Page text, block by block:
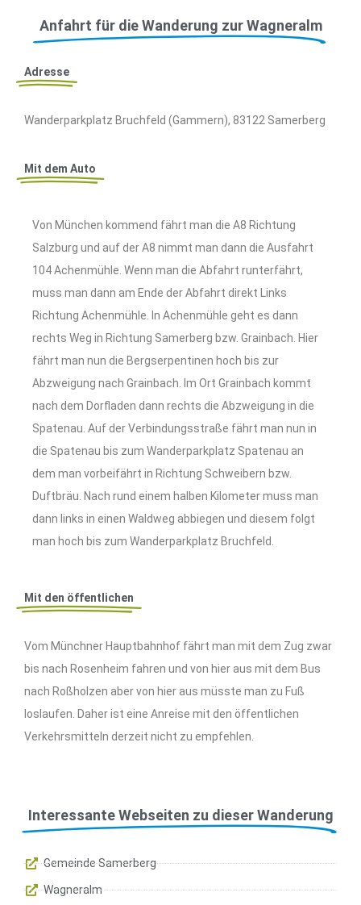
Anfahrt für die Wanderung zur Wagneralm
Adresse
Wanderparkplatz Bruchfeld (Gammern), 83122 Samerberg
Mit dem Auto
Von München kommend fährt man die A8 Richtung
Salzburg und auf der A8 nimmt man dann die Ausfahrt
104 Achenmühle. Wenn man die Abfahrt runterfährt,
muss man dann am Ende der Abfahrt direkt Links
Richtung Achenmühle. In Achenmühle geht es dann
rechts Weg in Richtung Samerberg bzw. Grainbach. Hier
fährt man nun die Bergserpentinen hoch bis zur
Abzweigung nach Grainbach. Im Ort Grainbach kommt
nach dem Dorfladen dann rechts die Abzweigung in die
Spatenau. Auf der Verbindungsstraße fährt man nun in
die Spatenau bis zum Wanderparkplatz Spatenau an
dem man vorbeifährt in Richtung Schweibern bzw.
Duftbräu. Nach rund einem halben Kilometer muss man
dann links in einen Waldweg abbiegen und diesem folgt
man hoch bis zum Wanderparkplatz Bruchfeld.
Mit den öffentlichen
Vom Münchner Hauptbahnhof fährt man mit dem Zug zwar
bis nach Rosenheim fahren und von hier aus mit dem Bus
nach Roßholzen aber von hier aus müsste man zu Fuß
loslaufen. Daher ist eine Anreise mit den öffentlichen
Verkehrsmitteln derzeit nicht zu empfehlen.
Interessante Webseiten zu dieser Wanderung
Gemeinde Samerberg
Wagneralm